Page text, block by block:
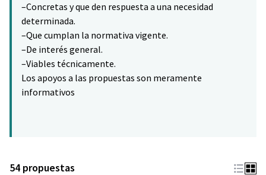
–Concretas y que den respuesta a una necesidad
determinada.
–Que cumplan la normativa vigente.
–De interés general.
–Viables técnicamente.
Los apoyos a las propuestas son meramente
informativos
54 propuestas